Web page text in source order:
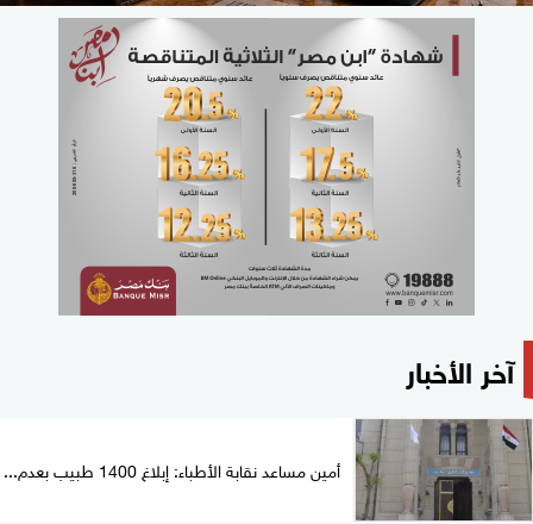
آخر الأخبار
أمين مساعد نقابة الأطباء: إبلاغ 1400 طبيب بعدم...